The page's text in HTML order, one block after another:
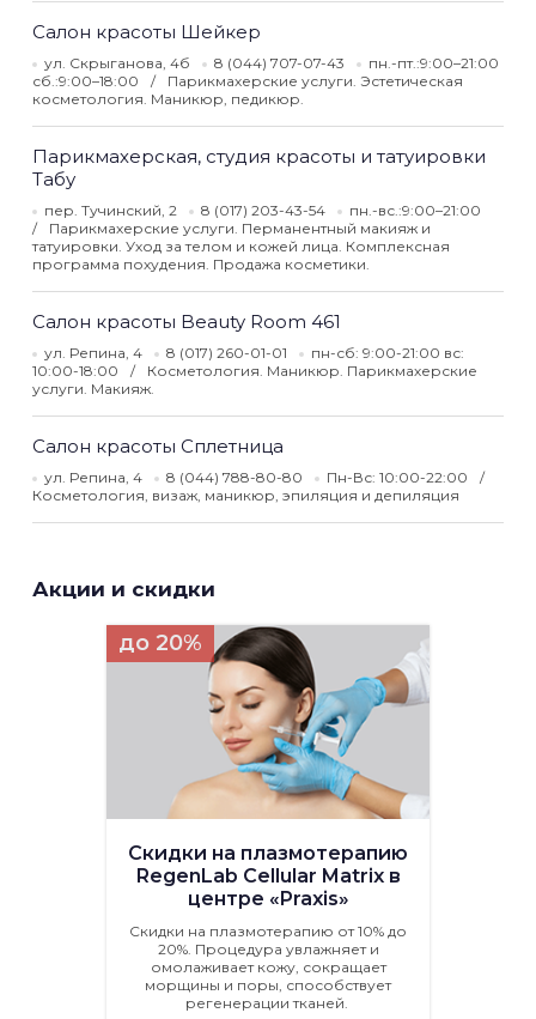
Салон красоты Шейкер
ул. Скрыганова, 4б 8 (044) 707-07-43
пн.-пт.:9:00–21:00
сб.:9:00–18:00
Парикмахерские услуги. Эстетическая
косметология. Маникюр, педикюр.
Парикмахерская, студия красоты и татуировки
Табу
пер. Тучинский, 2 8 (017) 203-43-54
пн.-вс.:9:00–21:00
Парикмахерские услуги. Перманентный макияж и
татуировки. Уход за телом и кожей лица. Комплексная
программа похудения. Продажа косметики.
Салон красоты Beauty Room 461
ул. Репина, 4 8 (017) 260-01-01
пн-сб: 9:00-21:00 вс:
10:00-18:00
Косметология. Маникюр. Парикмахерские
услуги. Макияж.
Салон красоты Сплетница
ул. Репина, 4 8 (044) 788-80-80
Пн-Вс: 10:00-22:00
Косметология, визаж, маникюр, эпиляция и депиляция
Акции и скидки
до 20%
Скидки на плазмотерапию
RegenLab Cellular Matrix в
центре «Praxis»
Скидки на плазмотерапию от 10% до
20%. Процедура увлажняет и
омолаживает кожу, сокращает
морщины и поры, способствует
регенерации тканей.